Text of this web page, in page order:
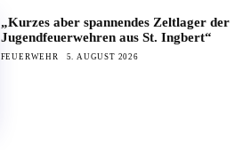
„Kurzes aber spannendes Zeltlager der
Jugendfeuerwehren aus St. Ingbert“
FEUERWEHR 5. AUGUST 2026